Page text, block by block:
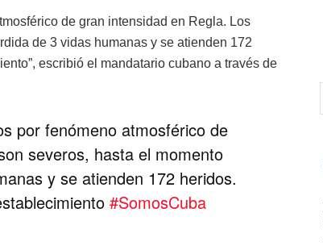
de gran intensidad en Regla. Los
de 3 vidas humanas y se atienden 172
escribió el mandatario cubano a través de
por fenómeno atmosférico de
severos, hasta el momento
y se atienden 172 heridos.
#SomosCuba